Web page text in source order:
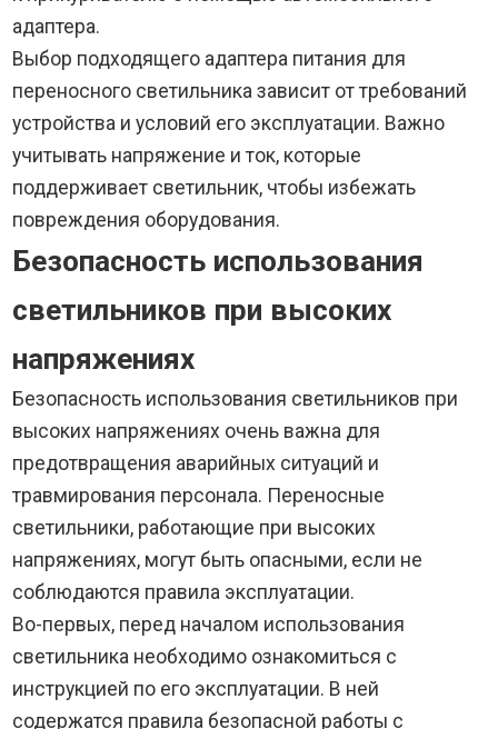
адаптера.
Выбор подходящего адаптера питания для
переносного светильника зависит от требований
устройства и условий его эксплуатации. Важно
учитывать напряжение и ток, которые
поддерживает светильник, чтобы избежать
повреждения оборудования.
Безопасность использования
светильников при высоких
напряжениях
Безопасность использования светильников при
высоких напряжениях очень важна для
предотвращения аварийных ситуаций и
травмирования персонала. Переносные
светильники, работающие при высоких
напряжениях, могут быть опасными, если не
соблюдаются правила эксплуатации.
Во-первых, перед началом использования
светильника необходимо ознакомиться с
инструкцией по его эксплуатации. В ней
содержатся правила безопасной работы с